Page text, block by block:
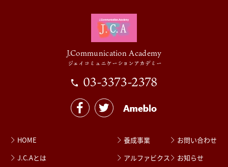
J.Communication Academy
ジェイコミュニケーションアカデミー
03-3373-2378
HOME
J.C.Aとは
養成事業
アルファビクス
お問い合わせ
お知らせ